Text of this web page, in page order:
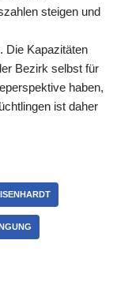
steigen und
Die Kapazitäten
Bezirk selbst für
haben,
ist daher